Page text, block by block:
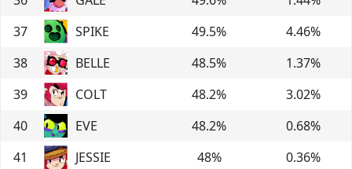
37
SPIKE 49.5% 4.46%
38
BELLE 48.5% 1.37%
39
COLT 48.2% 3.02%
40
EVE 48.2% 0.68%
41
JESSIE 48% 0.36%